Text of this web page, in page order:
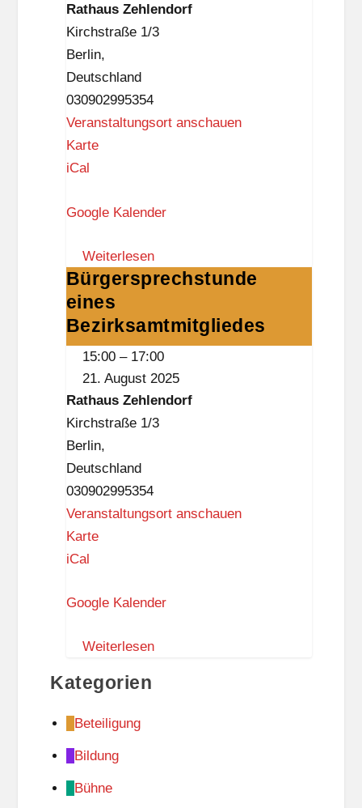
i
t
z
Rathaus Zehlendorf
Kirchstraße 1/3
Berlin,
Deutschland
030902995354
Veranstaltungsort anschauen
KarteR
h
u
s
Z
e
h
e
n
d
o
r
f
iCal
Google Kalender
Weiterlesen
Bürgersprechstunde
eines
Bezirksamtmitgliedes
Bürgersprechstunde
eines
Bezirksamtmitgliedes
15:00 – 17:00
21. August 2025
Rathaus Zehlendorf
Kirchstraße 1/3
Berlin,
Deutschland
030902995354
Veranstaltungsort anschauen
KarteR
h
u
Z
e
l
e
iCal
Google Kalender
Weiterlesen
Kategorien
Beteiligung
Bildung
Bühne